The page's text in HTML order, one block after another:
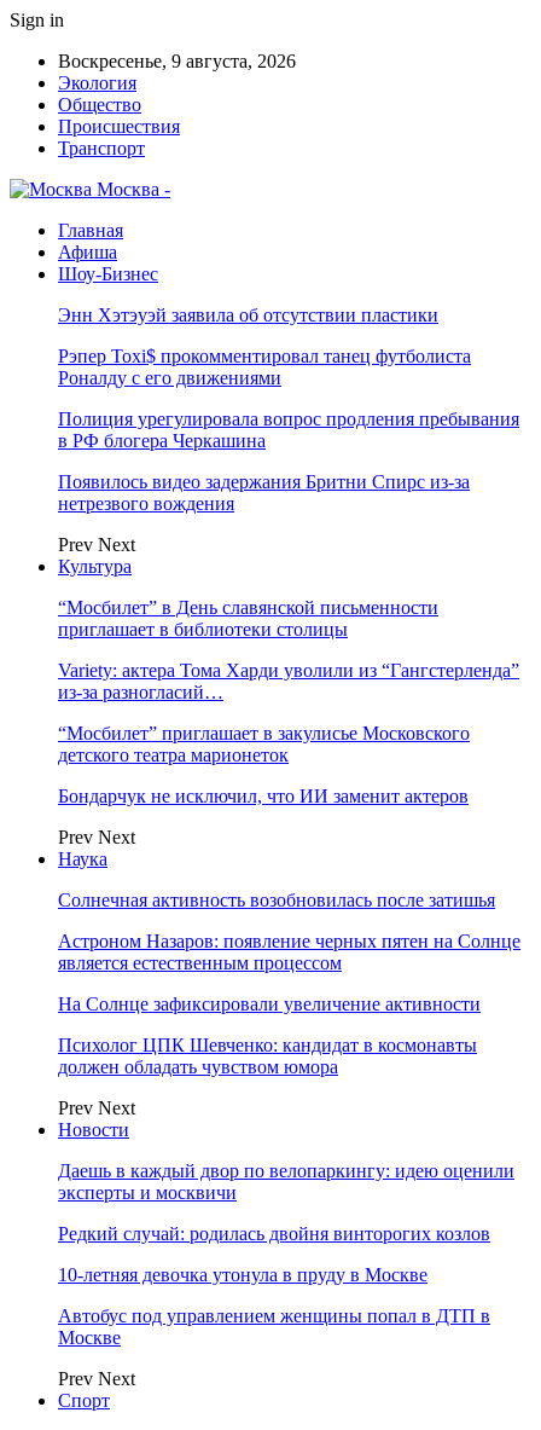
Sign in
Воскресенье, 9 августа, 2026
Экология
Общество
Происшествия
Транспорт
Москва -
Главная
Афиша
Шоу-Бизнес
Энн Хэтэуэй заявила об отсутствии пластики
Рэпер Toxi$ прокомментировал танец футболиста
Роналду с его движениями
Полиция урегулировала вопрос продления пребывания
в РФ блогера Черкашина
Появилось видео задержания Бритни Спирс из-за
нетрезвого вождения
Prev Next
Культура
“Мосбилет” в День славянской письменности
приглашает в библиотеки столицы
Variety: актера Тома Харди уволили из “Гангстерленда”
из-за разногласий…
“Мосбилет” приглашает в закулисье Московского
детского театра марионеток
Бондарчук не исключил, что ИИ заменит актеров
Prev Next
Наука
Солнечная активность возобновилась после затишья
Астроном Назаров: появление черных пятен на Солнце
является естественным процессом
На Солнце зафиксировали увеличение активности
Психолог ЦПК Шевченко: кандидат в космонавты
должен обладать чувством юмора
Prev Next
Новости
Даешь в каждый двор по велопаркингу: идею оценили
эксперты и москвичи
Редкий случай: родилась двойня винторогих козлов
10-летняя девочка утонула в пруду в Москве
Автобус под управлением женщины попал в ДТП в
Москве
Prev Next
Спорт